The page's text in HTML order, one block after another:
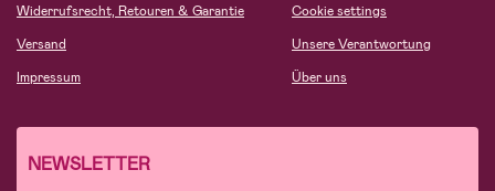
Widerrufsrecht, Retouren & Garantie
Versand
Impressum
Cookie settings
Unsere Verantwortung
Über uns
NEWSLETTER